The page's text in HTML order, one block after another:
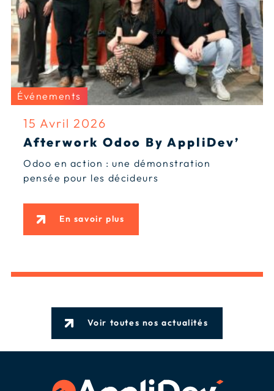
Événements
15 Avril 2026
Afterwork Odoo By AppliDev’
Odoo en action : une démonstration
pensée pour les décideurs
En savoir plus
Voir toutes nos actualités